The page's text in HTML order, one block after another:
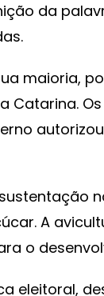
da
maioria,
Catarina.
A
o
eleitoral,